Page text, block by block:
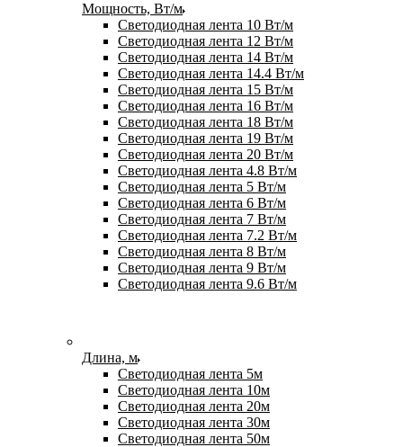
Мощность, Вт/м
Светодиодная лента 10 Вт/м
Светодиодная лента 12 Вт/м
Светодиодная лента 14 Вт/м
Светодиодная лента 14.4 Вт/м
Светодиодная лента 15 Вт/м
Светодиодная лента 16 Вт/м
Светодиодная лента 18 Вт/м
Светодиодная лента 19 Вт/м
Светодиодная лента 20 Вт/м
Светодиодная лента 4.8 Вт/м
Светодиодная лента 5 Вт/м
Светодиодная лента 6 Вт/м
Светодиодная лента 7 Вт/м
Светодиодная лента 7.2 Вт/м
Светодиодная лента 8 Вт/м
Светодиодная лента 9 Вт/м
Светодиодная лента 9.6 Вт/м
Длина, м
Светодиодная лента 5м
Светодиодная лента 10м
Светодиодная лента 20м
Светодиодная лента 30м
Светодиодная лента 50м